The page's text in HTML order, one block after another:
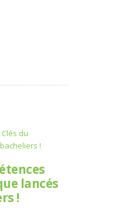
lancés
!